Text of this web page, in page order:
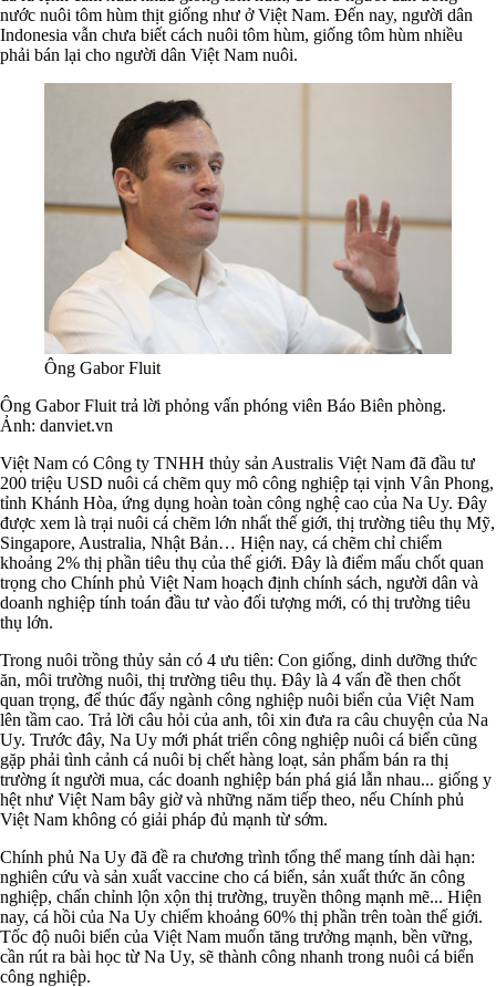
nước nuôi tôm hùm thịt giống như ở Việt Nam. Đến nay, người dân
Indonesia vẫn chưa biết cách nuôi tôm hùm, giống tôm hùm nhiều
phải bán lại cho người dân Việt Nam nuôi.
Ông Gabor Fluit
Ông Gabor Fluit trả lời phỏng vấn phóng viên Báo Biên phòng.
Ảnh: danviet.vn
Việt Nam có Công ty TNHH thủy sản Australis Việt Nam đã đầu tư
200 triệu USD nuôi cá chẽm quy mô công nghiệp tại vịnh Vân Phong,
tỉnh Khánh Hòa, ứng dụng hoàn toàn công nghệ cao của Na Uy. Đây
được xem là trại nuôi cá chẽm lớn nhất thế giới, thị trường tiêu thụ Mỹ,
Singapore, Australia, Nhật Bản… Hiện nay, cá chẽm chỉ chiếm
khoảng 2% thị phần tiêu thụ của thế giới. Đây là điểm mấu chốt quan
trọng cho Chính phủ Việt Nam hoạch định chính sách, người dân và
doanh nghiệp tính toán đầu tư vào đối tượng mới, có thị trường tiêu
thụ lớn.
Trong nuôi trồng thủy sản có 4 ưu tiên: Con giống, dinh dưỡng thức
ăn, môi trường nuôi, thị trường tiêu thụ. Đây là 4 vấn đề then chốt
quan trọng, để thúc đẩy ngành công nghiệp nuôi biển của Việt Nam
lên tầm cao. Trả lời câu hỏi của anh, tôi xin đưa ra câu chuyện của Na
Uy. Trước đây, Na Uy mới phát triển công nghiệp nuôi cá biển cũng
gặp phải tình cảnh cá nuôi bị chết hàng loạt, sản phẩm bán ra thị
trường ít người mua, các doanh nghiệp bán phá giá lẫn nhau... giống y
hệt như Việt Nam bây giờ và những năm tiếp theo, nếu Chính phủ
Việt Nam không có giải pháp đủ mạnh từ sớm.
Chính phủ Na Uy đã đề ra chương trình tổng thể mang tính dài hạn:
nghiên cứu và sản xuất vaccine cho cá biển, sản xuất thức ăn công
nghiệp, chấn chỉnh lộn xộn thị trường, truyền thông mạnh mẽ... Hiện
nay, cá hồi của Na Uy chiếm khoảng 60% thị phần trên toàn thế giới.
Tốc độ nuôi biển của Việt Nam muốn tăng trưởng mạnh, bền vững,
cần rút ra bài học từ Na Uy, sẽ thành công nhanh trong nuôi cá biển
công nghiệp.